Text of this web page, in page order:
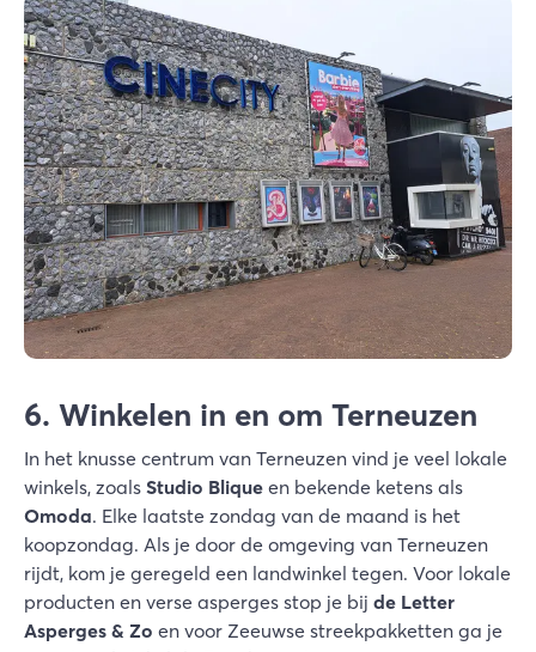
6. Winkelen in en om Terneuzen
In het knusse centrum van Terneuzen vind je veel lokale
winkels, zoals Studio Blique en bekende ketens als
Omoda. Elke laatste zondag van de maand is het
koopzondag. Als je door de omgeving van Terneuzen
rijdt, kom je geregeld een landwinkel tegen. Voor lokale
producten en verse asperges stop je bij de Letter
Asperges & Zo en voor Zeeuwse streekpakketten ga je